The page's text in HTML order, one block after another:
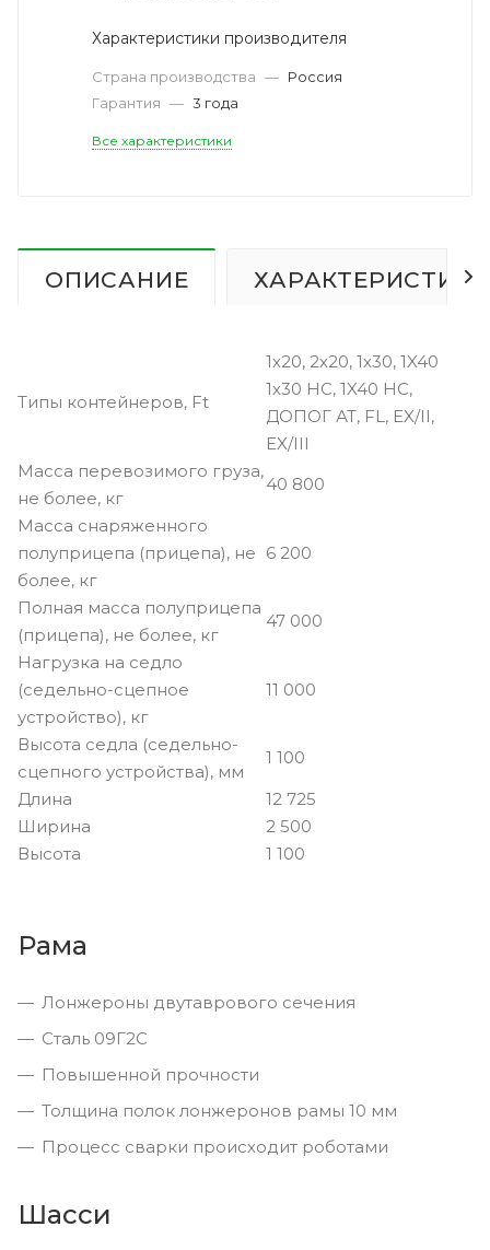
Характеристики производителя
Страна производства — Россия
Гарантия — 3 года
Все характеристики
ОПИСАНИЕ
Типы контейнеров, Ft
1х20, 2х20, 1х30, 1X40
1х30 HC, 1X40 HC,
ДОПОГ АТ, FL, EX/II,
EX/III
Масса перевозимого груза,
не более, кг
40 800
Масса снаряженного
полуприцепа (прицепа), не
более, кг
6 200
Полная масса полуприцепа
(прицепа), не более, кг
47 000
Нагрузка на седло
(седельно-сцепное
устройство), кг
11 000
Высота седла (седельно-
сцепного устройства), мм
1 100
Длина
12 725
Ширина
2 500
Высота
1 100
Рама
Лонжероны двутаврового сечения
Сталь 09Г2С
Повышенной прочности
Толщина полок лонжеронов рамы 10 мм
Процесс сварки происходит роботами
Шасси